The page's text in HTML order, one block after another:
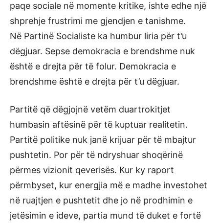
paqe sociale në momente kritike, ishte edhe një
shprehje frustrimi me gjendjen e tanishme.
Në Partinë Socialiste ka humbur liria për t’u
dëgjuar. Sepse demokracia e brendshme nuk
është e drejta për të folur. Demokracia e
brendshme është e drejta për t’u dëgjuar.
Partitë që dëgjojnë vetëm duartrokitjet
humbasin aftësinë për të kuptuar realitetin.
Partitë politike nuk janë krijuar për të mbajtur
pushtetin. Por për të ndryshuar shoqërinë
përmes vizionit qeverisës. Kur ky raport
përmbyset, kur energjia më e madhe investohet
në ruajtjen e pushtetit dhe jo në prodhimin e
jetësimin e ideve, partia mund të duket e fortë